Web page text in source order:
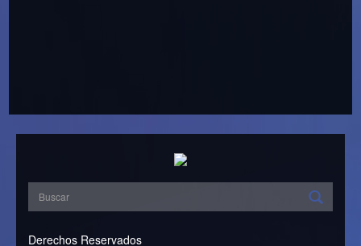
Derechos Reservados